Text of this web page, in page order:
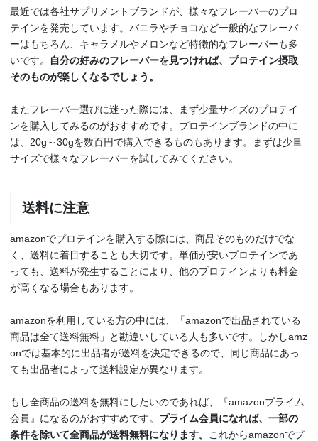
最近では各社サプリメントブランドが、様々なフレーバーのプロ
テインを発売しています。バニラやチョコなど一般的なフレーバ
ーはもちろん、キャラメルやメロンなど特徴的なフレーバーも多
いです。
自分の好みのフレーバーを見つければ、プロテイン摂取
そのものが楽しくなるでしょう。
またフレーバー選びに迷った際には、まず少量サイズのプロテイ
ンを購入してみるのがおすすめです。プロテインブランドの中に
は、20g～30gを数百円で購入できるものもあります。まずは少量
サイズで様々なフレーバーを試してみてください。
送料に注意
amazonでプロテインを購入する際には、商品そのものだけでな
く、送料に着目することも大切です。単価が安いプロテインであ
っても、送料が発生することにより、他のプロテインよりも料金
が高くなる場合もあります。
amazonを利用している方の中には、「amazonで出品されている
商品は全て送料無料」と勘違いしている人も多いです。しかしamz
onでは基本的に出品者が送料を決定できるので、同じ商品にあっ
ても出品者によって送料設定が異なります。
もし全商品の送料を無料にしたいのであれば、『amazonプライム
会員』になるのがおすすめです。 プライム会員になれば、一部の
条件を除いて全商品が送料無料になります。
これからamazonでプ